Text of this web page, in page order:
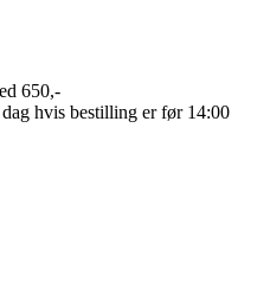
650,-
hvis bestilling er før 14:00